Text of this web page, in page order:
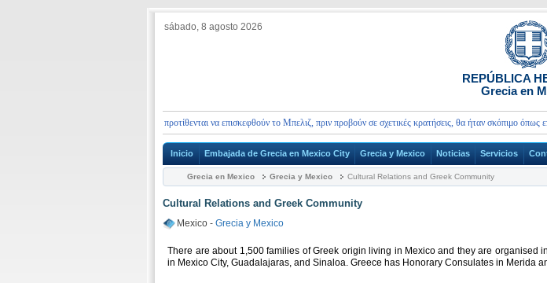
sábado, 8 agosto 2026
REPÚBLICA
Grecia en
κάτοχοι ελληνικών διαβατηρίων που προτίθενται να επισκεφθούν το Μπελιζ, πριν προβούν σε σχετικές κρατήσεις, θα ήταν σκόπιμο όπως
Inicio Embajada de Grecia en Mexico City Grecia y Mexico Noticias Servicios
Grecia en Mexico Grecia y Mexico Cultural Relations and Greek Community
Cultural Relations and Greek Community
Mexico - Grecia y Mexico
There are about 1,500 families of Greek origin living in Mexico and they are organised
in Mexico City, Guadalajaras, and Sinaloa. Greece has Honorary Consulates in Merida